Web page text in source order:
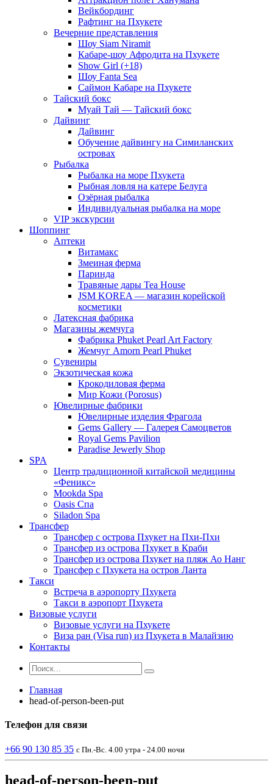
Вейкбординг
Рафтинг на Пхукете
Вечерние представления
Шоу Siam Niramit
Кабаре-шоу Афродита на Пхукете
Show Girl (+18)
Шоу Fanta Sea
Саймон Кабаре на Пхукете
Тайский бокс
Муай Тай — Тайский бокс
Дайвинг
Дайвинг
Обучение дайвингу на Симиланских
островах
Рыбалка
Рыбалка на море Пхукета
Рыбная ловля на катере Белуга
Озёрная рыбалка
Индивидуальная рыбалка на море
VIP экскурсии
Шоппинг
Аптеки
Витамакс
Змеиная ферма
Паринда
Травяные дары Tea House
JSM KOREA — магазин корейской
косметики
Латексная фабрика
Магазины жемчуга
Фабрика Phuket Pearl Art Factory
Жемчуг Amorn Pearl Phuket
Сувениры
Экзотическая кожа
Крокодиловая ферма
Мир Кожи (Porosus)
Ювелирные фабрики
Ювелирные изделия Фрагола
Gems Gallery — Галерея Самоцветов
Royal Gems Pavilion
Paradise Jewerly Shop
SPA
Центр традиционной китайской медицины
«Феникс»
Mookda Spa
Oasis Спа
Siladon Spa
Трансфер
Трансфер с острова Пхукет на Пхи-Пхи
Трансфер из острова Пхукет в Краби
Трансфер из острова Пхукет на пляж Ао Нанг
Трансфер с Пхукета на остров Ланта
Такси
Встреча в аэропорту Пхукета
Такси в аэропорт Пхукета
Визовые услуги
Визовые услуги на Пхукете
Виза ран (Visa run) из Пхукета в Малайзию
Контакты
Главная
head-of-person-been-put
Телефон для связи
+66 90 130 85 35 с Пн.-Вс. 4.00 утра - 24.00 ночи
head-of-person-been-put